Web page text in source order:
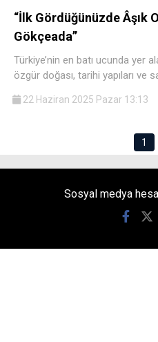
“İlk Gördüğünüzde Âşık
Gökçeada”
Türkiye’nin en batı ucunda yer
özgür doğası, tarihi yapıları ve
22 Haziran 2025 Pazar 13:13
1
Sosyal medya